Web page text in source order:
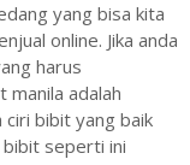
yang bisa kita
online. Jika anda
harus
manila adalah
bibit yang baik
seperti ini